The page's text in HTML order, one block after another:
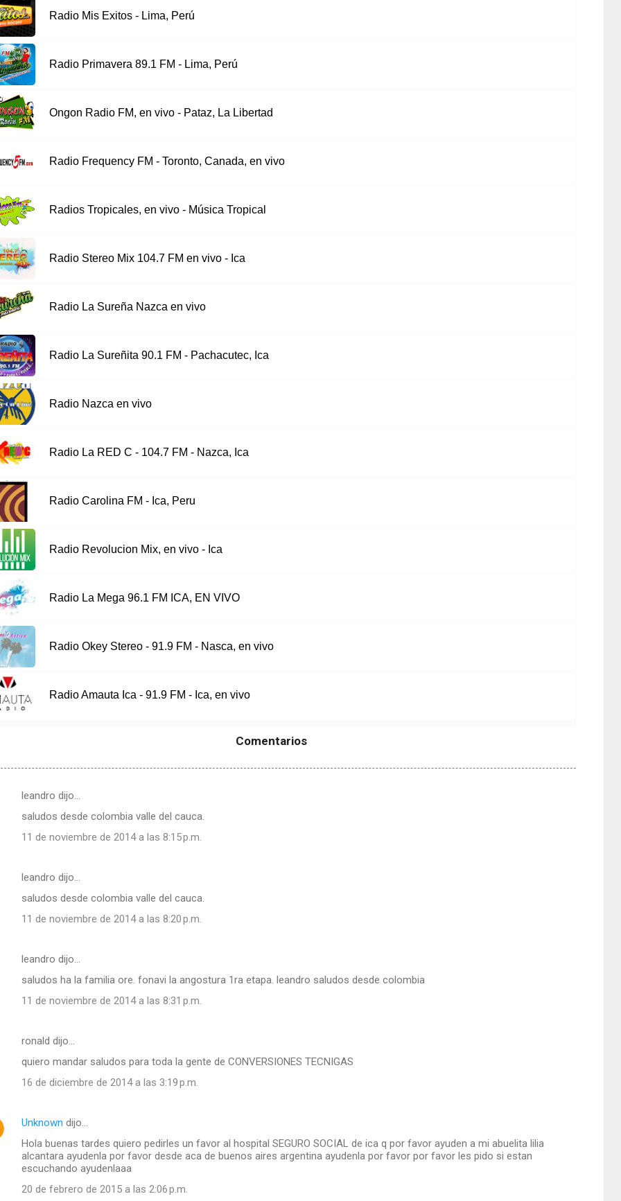
Radio Mis Exitos - Lima, Perú
Radio Primavera 89.1 FM - Lima, Perú
Ongon Radio FM, en vivo - Pataz, La Libertad
Radio Frequency FM - Toronto, Canada, en vivo
Radios Tropicales, en vivo - Música Tropical
Radio Stereo Mix 104.7 FM en vivo - Ica
Radio La Sureña Nazca en vivo
Radio La Sureñita 90.1 FM - Pachacutec, Ica
Radio Nazca en vivo
Radio La RED C - 104.7 FM - Nazca, Ica
Radio Carolina FM - Ica, Peru
Radio Revolucion Mix, en vivo - Ica
Radio La Mega 96.1 FM ICA, EN VIVO
Radio Okey Stereo - 91.9 FM - Nasca, en vivo
Radio Amauta Ica - 91.9 FM - Ica, en vivo
Comentarios
leandro dijo…
saludos desde colombia valle del cauca.
11 de noviembre de 2014 a las 8:15 p.m.
leandro dijo…
saludos desde colombia valle del cauca.
11 de noviembre de 2014 a las 8:20 p.m.
leandro dijo…
saludos ha la familia ore. fonavi la angostura 1ra etapa. leandro saludos desde colombia
11 de noviembre de 2014 a las 8:31 p.m.
ronald dijo…
quiero mandar saludos para toda la gente de CONVERSIONES TECNIGAS
16 de diciembre de 2014 a las 3:19 p.m.
Unknown dijo…
Hola buenas tardes quiero pedirles un favor al hospital SEGURO SOCIAL de ica q por favor ayuden a mi abuelita lilia
alcantara ayudenla por favor desde aca de buenos aires argentina ayudenla por favor por favor les pido si estan
escuchando ayudenlaaa
20 de febrero de 2015 a las 2:06 p.m.